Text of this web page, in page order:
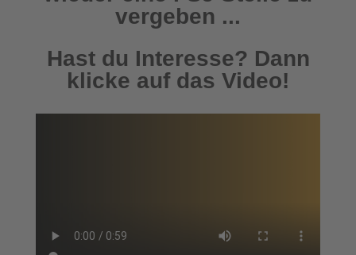
vergeben ...
Hast du Interesse? Dann
klicke auf das Video!